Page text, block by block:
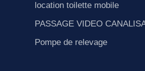
location toilette mobile
PASSAGE VIDEO
Pompe de relevage